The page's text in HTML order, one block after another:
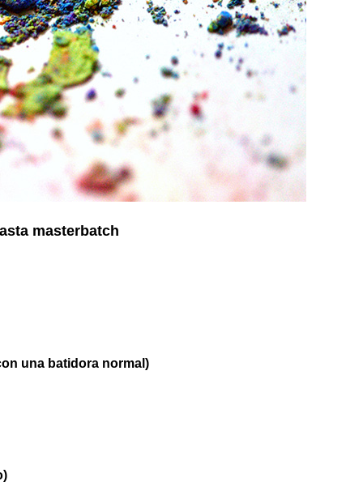
masterbatch
una batidora normal)